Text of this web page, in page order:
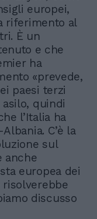
europei,
riferimento al
È un
e che
ha
«prevede,
paesi terzi
quindi
l’Italia ha
C’è la
sul
anche
europea dei
discusso